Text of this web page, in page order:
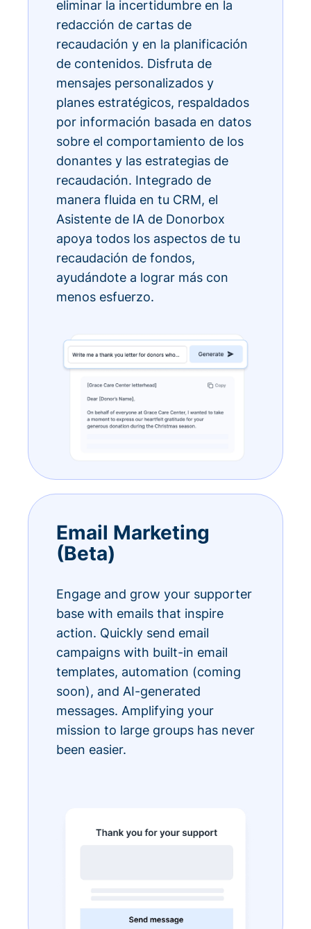
eliminar la incertidumbre en la
redacción de cartas de
recaudación y en la planificación
de contenidos. Disfruta de
mensajes personalizados y
planes estratégicos, respaldados
por información basada en datos
sobre el comportamiento de los
donantes y las estrategias de
recaudación. Integrado de
manera fluida en tu CRM, el
Asistente de IA de Donorbox
apoya todos los aspectos de tu
recaudación de fondos,
ayudándote a lograr más con
menos esfuerzo.
Email Marketing
(Beta)
Engage and grow your supporter
base with emails that inspire
action. Quickly send email
campaigns with built-in email
templates, automation (coming
soon), and AI-generated
messages. Amplifying your
mission to large groups has never
been easier.